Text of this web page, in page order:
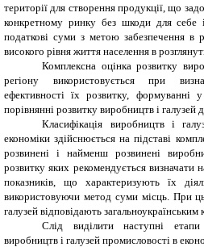
території для створення продукції, що
конкретному ринку без шкоди для себе
податкові суми з метою забезпечення в
високого рівня життя населення в
Комплексна оцінка розвитку
регіону використовується при
ефективності їх розвитку,
порівнянні розвитку виробництв і галузей
Класифікація виробництв і
економіки здійснюється на підставі
розвинені і найменш розвинені
розвитку яких рекомендується визначати
показників, що характеризують їх
використовуючи метод суми місць. При
галузей відповідають
Слід виділити наступні
виробництв і галузей промисловості в